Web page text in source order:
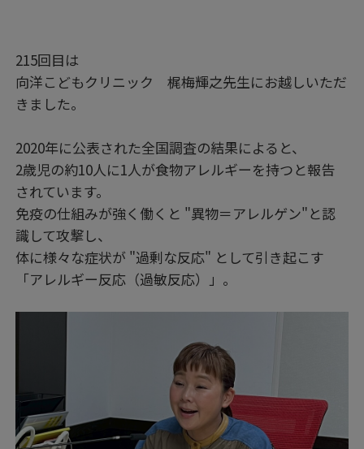
215回目は
向洋こどもクリニック 梶梅輝之先生にお越しいただ
きました。
2020年に公表された全国調査の結果によると、
2歳児の約10人に1人が食物アレルギーを持つと報告
されています。
免疫の仕組みが強く働くと "異物＝アレルゲン"と認
識して攻撃し、
体に様々な症状が "過剰な反応" として引き起こす
「アレルギー反応（過敏反応）」。